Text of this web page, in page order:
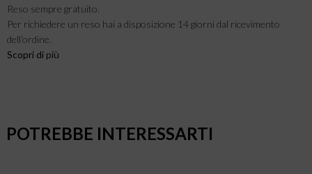
Reso sempre gratuito.
Per richiedere un reso hai a disposizione 14 giorni dal ricevimento
dell’ordine.
Scopri di più
POTREBBE INTERESSARTI